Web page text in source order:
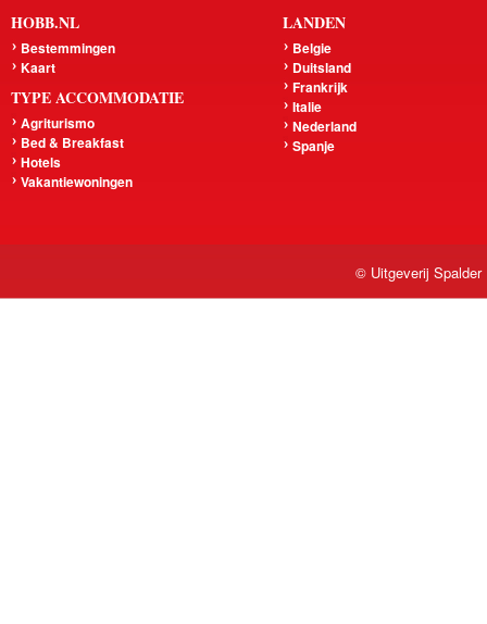
HOBB.NL
Bestemmingen
Kaart
TYPE ACCOMMODATIE
Agriturismo
Bed & Breakfast
Hotels
Vakantiewoningen
LANDEN
Belgie
Duitsland
Frankrijk
Italie
Nederland
Spanje
© Uitgeverij